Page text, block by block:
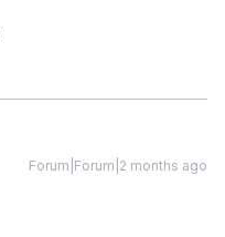
Forum|Forum|2 months ago